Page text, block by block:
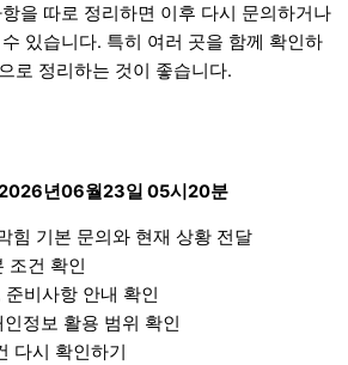
을 따로 정리하면 이후 다시 문의하거나
있습니다. 특히 여러 곳을 함께 확인하
로 정리하는 것이 좋습니다.
2026년06월23일 05시20분
힘 기본 문의와 현재 상황 전달
조건 확인
비사항 안내 확인
정보 활용 범위 확인
다시 확인하기